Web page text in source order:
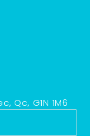
Qc, G1N 1M6